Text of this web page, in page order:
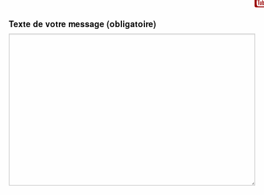
Texte de votre message (obligatoire)